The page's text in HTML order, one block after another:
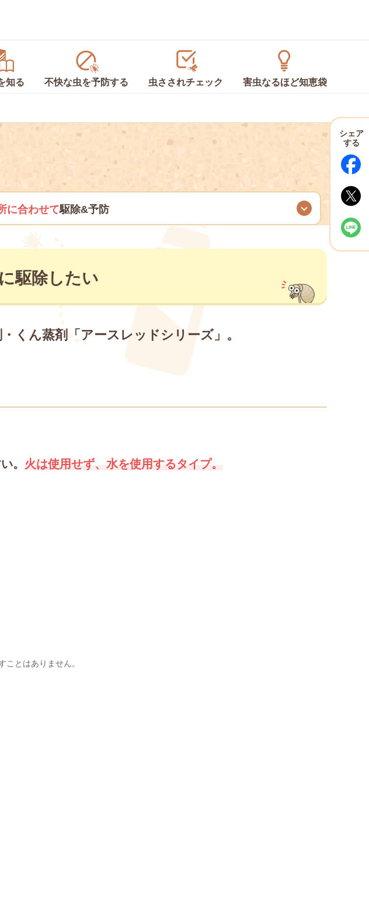
知る 不快な虫を予防する 虫さされチェック 害虫なるほど知恵袋
に合わせて駆除&予防
駆除したい
くん蒸剤「アースレッドシリーズ」。
。 火は使用せず、水を使用するタイプ。
とはありません。
シェア
する